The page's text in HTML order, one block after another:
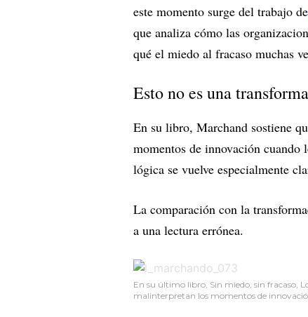
este momento surge del trabajo de
que analiza cómo las
qué el miedo al fracaso muchas
Esto no es una
En su libro, Marchand sostiene
momentos de innovación cuando
lógica se vuelve especialmente
La comparación con la
a una lectura errónea.
En su último libro, Sin miedo, sin fracaso,
malinterpretan los momentos de